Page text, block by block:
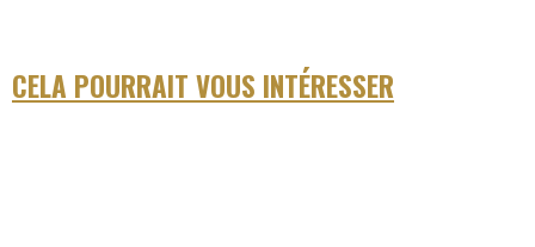
CELA POURRAIT VOUS INTÉRESSER